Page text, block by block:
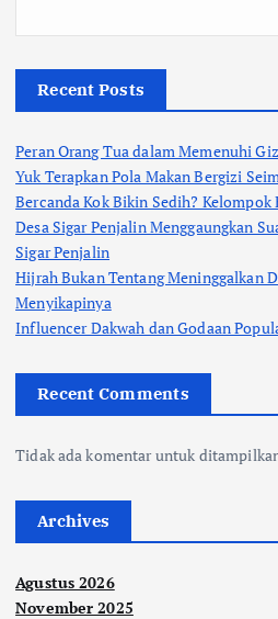
Recent Posts
Peran Orang Tua dalam Memenuhi
Yuk Terapkan Pola Makan Bergizi
Bercanda Kok Bikin Sedih? Kelompok
Desa Sigar Penjalin Menggaungkan
Sigar Penjalin
Hijrah Bukan Tentang Meninggalkan
Menyikapinya
Influencer Dakwah dan Godaan
Recent Comments
Tidak ada komentar untuk
Archives
Agustus 2026
November 2025